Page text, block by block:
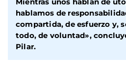
Mientras unos hablan de
hablamos de
compartida, de esfuerzo y,
todo, de voluntad»,
Pilar.